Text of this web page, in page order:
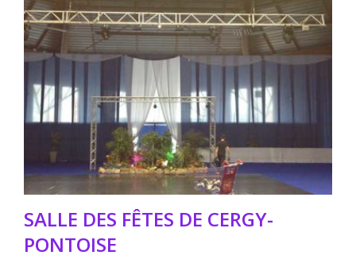
SALLE DES FÊTES DE CERGY-
PONTOISE